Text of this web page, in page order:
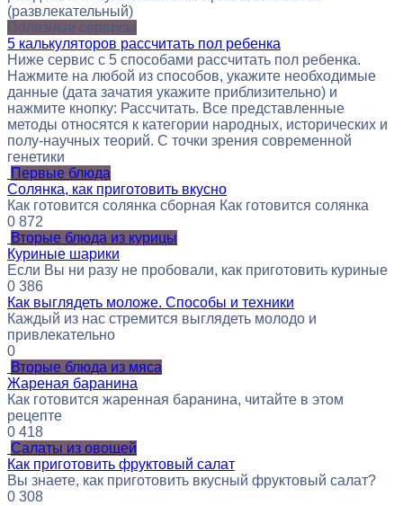
(развлекательный)
Полезные сервисы
5 калькуляторов рассчитать пол ребенка
Ниже сервис с 5 способами рассчитать пол ребенка.
Нажмите на любой из способов, укажите необходимые
данные (дата зачатия укажите приблизительно) и
нажмите кнопку: Рассчитать. Все представленные
методы относятся к категории народных, исторических и
полу-научных теорий. С точки зрения современной
генетики
Первые блюда
Солянка, как приготовить вкусно
Как готовится солянка сборная Как готовится солянка
0 872
Вторые блюда из курицы
Куриные шарики
Если Вы ни разу не пробовали, как приготовить куриные
0 386
Как выглядеть моложе. Способы и техники
Каждый из нас стремится выглядеть молодо и
привлекательно
0
Вторые блюда из мяса
Жареная баранина
Как готовится жаренная баранина, читайте в этом
рецепте
0 418
Салаты из овощей
Как приготовить фруктовый салат
Вы знаете, как приготовить вкусный фруктовый салат?
0 308